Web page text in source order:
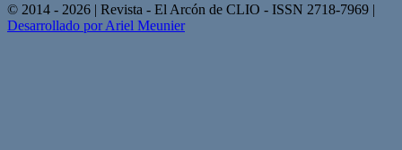
© 2014 - 2026 | Revista - El Arcón de CLIO - ISSN 2718-7969 |
Desarrollado por Ariel Meunier